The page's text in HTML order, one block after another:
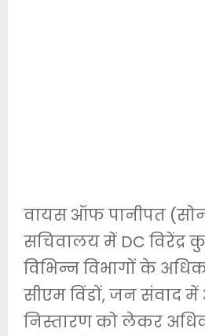
वायस ऑफ पानीपत
सचिवालय में DC विरेंद्र
विभिन्न विभागों के
सीएम विंडों, जन संवाद
निस्तारण को लेकर